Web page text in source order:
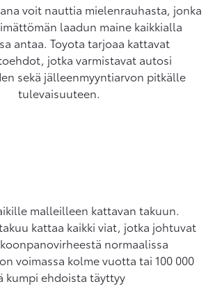
voit nauttia mielenrauhasta, jonka
laadun maine kaikkialla
antaa. Toyota tarjoaa kattavat
jotka varmistavat autosi
sekä jälleenmyyntiarvon pitkälle
tulevaisuuteen.
malleilleen kattavan takuun.
kattaa kaikki viat, jotka johtuvat
normaalissa
voimassa kolme vuotta tai 100 000
kumpi ehdoista täyttyy